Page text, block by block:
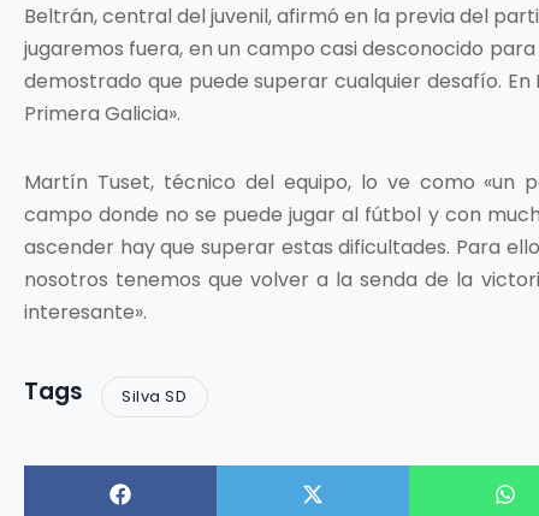
Beltrán, central del juvenil, afirmó en la previa del
jugaremos fuera, en un campo casi desconocido
demostrado que puede superar cualquier desafío.
Primera Galicia».
Martín Tuset, técnico del equipo, lo ve como «un
campo donde no se puede jugar al fútbol y con
ascender hay que superar estas dificultades. Para
nosotros tenemos que volver a la senda de la
interesante».
Tags Silva SD